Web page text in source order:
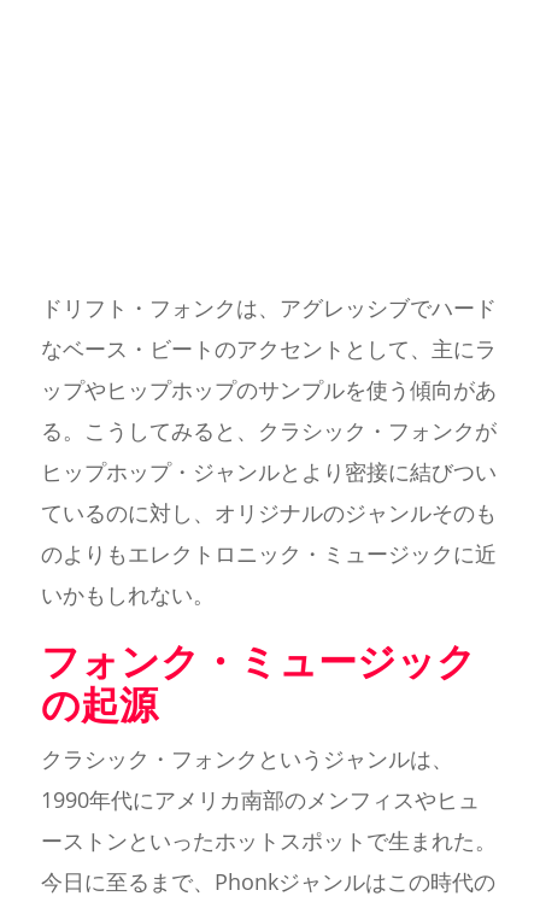
ドリフト・フォンクは、アグレッシブでハード
なベース・ビートのアクセントとして、主にラ
ップやヒップホップのサンプルを使う傾向があ
る。こうしてみると、クラシック・フォンクが
ヒップホップ・ジャンルとより密接に結びつい
ているのに対し、オリジナルのジャンルそのも
のよりもエレクトロニック・ミュージックに近
いかもしれない。
フォンク・ミュージック
の起源
クラシック・フォンクというジャンルは、
1990年代にアメリカ南部のメンフィスやヒュ
ーストンといったホットスポットで生まれた。
今日に至るまで、Phonkジャンルはこの時代の